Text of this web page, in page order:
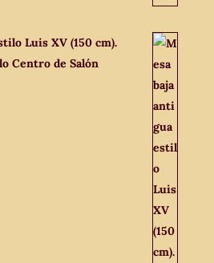
Luis XV (150 cm).
Centro de Salón